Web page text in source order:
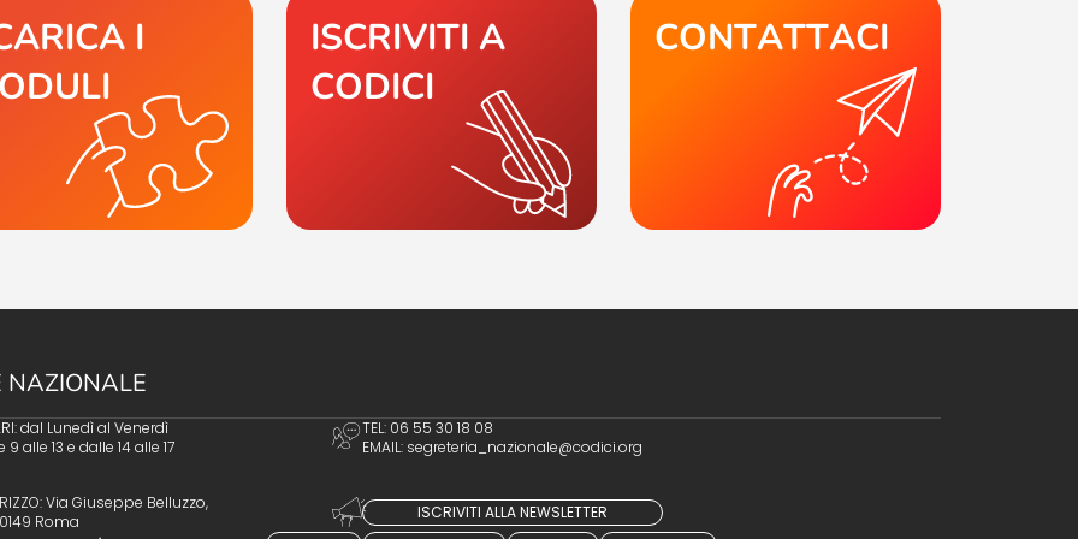
I
ISCRIVITI A
CODICI
CONTATTACI
NAZIONALE
dal Lunedì al Venerdì
9 alle 13 e dalle 14 alle 17
TEL: 06 55 30 18 08
EMAIL: segreteria_nazionale@codici.org
Via Giuseppe Belluzzo,
Roma
ISCRIVITI ALLA NEWSLETTER